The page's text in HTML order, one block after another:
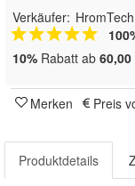
Verkäufer:
10% Rabatt ab 60,00
Merken Preis
Produktdetails